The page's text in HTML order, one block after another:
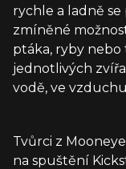
rychle a ladně
zmíněné
ptáka, ryby nebo
jednotlivých
vodě, ve
Tvůrci z
na spuštění